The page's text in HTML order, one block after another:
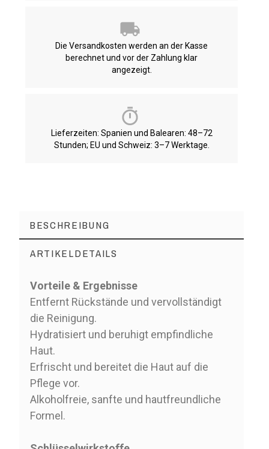
Die Versandkosten werden an der Kasse
berechnet und vor der Zahlung klar
angezeigt.
Lieferzeiten: Spanien und Balearen: 48–72
Stunden; EU und Schweiz: 3–7 Werktage.
BESCHREIBUNG
ARTIKELDETAILS
Vorteile & Ergebnisse
Entfernt Rückstände und vervollständigt
die Reinigung.
Hydratisiert und beruhigt empfindliche
Haut.
Erfrischt und bereitet die Haut auf die
Pflege vor.
Alkoholfreie, sanfte und hautfreundliche
Formel.